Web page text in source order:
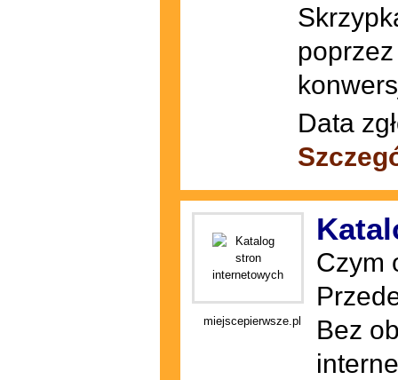
Data
miejscepierwsze.pl
Czym
Bez